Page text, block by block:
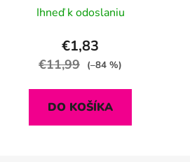
Ihneď k odoslaniu
€1,83
€11,99 (–84 %)
DO KOŠÍKA